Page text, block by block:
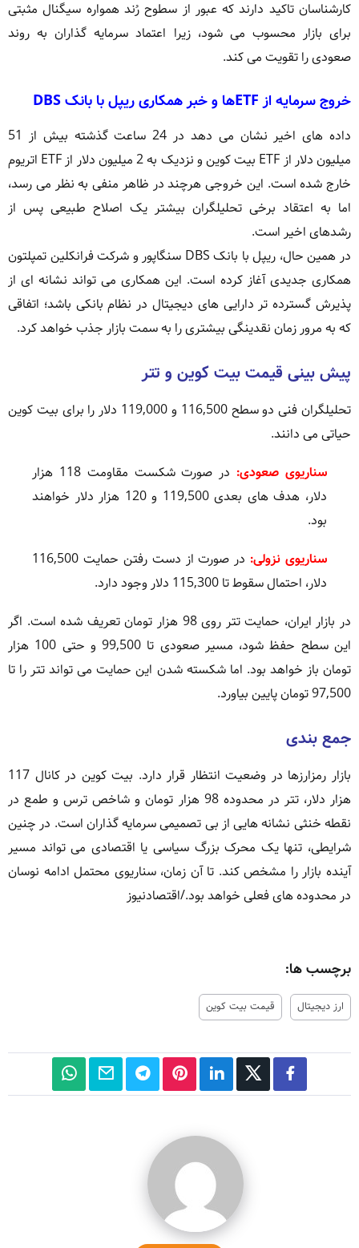
کارشناسان تاکید دارند که عبور از سطوح رُند همواره سیگنال مثبتی
برای بازار محسوب می شود، زیرا اعتماد سرمایه گذاران به روند
صعودی را تقویت می کند.
خروج سرمایه از ETFها و خبر همکاری ریپل با بانک DBS
داده های اخیر نشان می دهد در 24 ساعت گذشته بیش از 51
میلیون دلار از ETF بیت کوین و نزدیک به 2 میلیون دلار از ETF اتریوم
خارج شده است. این خروجی هرچند در ظاهر منفی به نظر می رسد،
اما به اعتقاد برخی تحلیلگران بیشتر یک اصلاح طبیعی پس از
رشدهای اخیر است.
در همین حال، ریپل با بانک DBS سنگاپور و شرکت فرانکلین تمپلتون
همکاری جدیدی آغاز کرده است. این همکاری می تواند نشانه ای از
پذیرش گسترده تر دارایی های دیجیتال در نظام بانکی باشد؛ اتفاقی
که به مرور زمان نقدینگی بیشتری را به سمت بازار جذب خواهد کرد.
پیش بینی قیمت بیت کوین و تتر
تحلیلگران فنی دو سطح 116,500 و 119,000 دلار را برای بیت کوین
حیاتی می دانند.
سناریوی صعودی:
در صورت شکست مقاومت 118 هزار
دلار، هدف های بعدی 119,500 و 120 هزار دلار خواهند
بود.
سناریوی نزولی:
در صورت از دست رفتن حمایت 116,500
دلار، احتمال سقوط تا 115,300 دلار وجود دارد.
در بازار ایران، حمایت تتر روی 98 هزار تومان تعریف شده است. اگر
این سطح حفظ شود، مسیر صعودی تا 99,500 و حتی 100 هزار
تومان باز خواهد بود. اما شکسته شدن این حمایت می تواند تتر را تا
97,500 تومان پایین بیاورد.
جمع بندی
بازار رمزارزها در وضعیت انتظار قرار دارد. بیت کوین در کانال 117
هزار دلار، تتر در محدوده 98 هزار تومان و شاخص ترس و طمع در
نقطه خنثی نشانه هایی از بی تصمیمی سرمایه گذاران است. در چنین
شرایطی، تنها یک محرک بزرگ سیاسی یا اقتصادی می تواند مسیر
آینده بازار را مشخص کند. تا آن زمان، سناریوی محتمل ادامه نوسان
در محدوده های فعلی خواهد بود./اقتصادنیوز
برچسب ها:
ارز دیجیتال قیمت بیت کوین